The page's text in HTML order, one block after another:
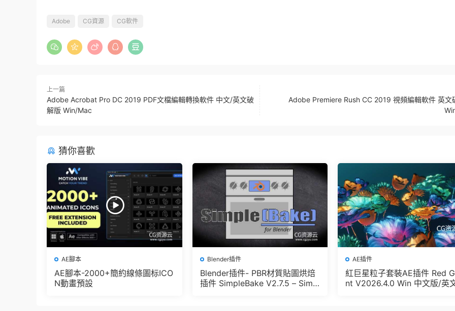
Adobe CG資源 CG軟件
上一篇
Adobe Acrobat Pro DC 2019 PDF文檔編輯轉換軟件 中文/英文破
解版 Win/Mac
Adobe Premiere Rush CC 2019 視頻編輯軟件 英文
猜你喜歡
AE腳本
AE腳本-2000+簡約線條圖标ICO
N動畫預設
Blender插件
Blender插件- PBR材質貼圖烘焙
插件 SimpleBake V2.7.5 – Simpl
AE插件
紅巨星粒子套裝AE插件 Red
nt V2026.4.0 Win 中文版/英